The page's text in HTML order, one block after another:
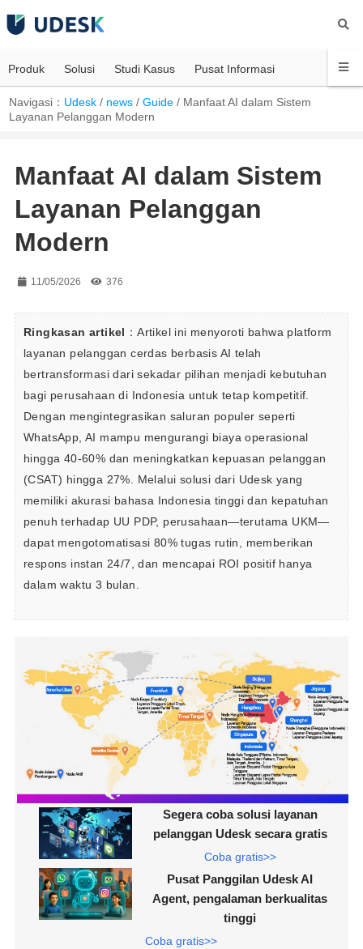
Produk Solusi Studi Kasus Pusat Informasi
Navigasi： Udesk / news /Guide / Manfaat AI dalam Sistem
Layanan Pelanggan Modern
Manfaat AI dalam Sistem
Layanan Pelanggan
Modern
11/05/2026 376
Ringkasan artikel ：Artikel ini menyoroti bahwa platform
layanan pelanggan cerdas berbasis AI telah
bertransformasi dari sekadar pilihan menjadi kebutuhan
bagi perusahaan di Indonesia untuk tetap kompetitif.
Dengan mengintegrasikan saluran populer seperti
WhatsApp, AI mampu mengurangi biaya operasional
hingga 40-60% dan meningkatkan kepuasan pelanggan
(CSAT) hingga 27%. Melalui solusi dari Udesk yang
memiliki akurasi bahasa Indonesia tinggi dan kepatuhan
penuh terhadap UU PDP, perusahaan—terutama UKM—
dapat mengotomatisasi 80% tugas rutin, memberikan
respons instan 24/7, dan mencapai ROI positif hanya
dalam waktu 3 bulan.
Segera coba solusi layanan
pelanggan Udesk secara gratis
Coba gratis>>
Pusat Panggilan Udesk AI
Agent, pengalaman berkualitas
tinggi
Coba gratis>>